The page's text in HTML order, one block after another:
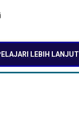
LEBIH LANJUT